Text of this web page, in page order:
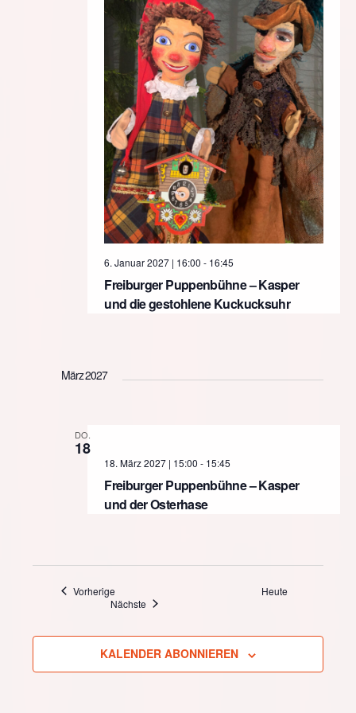
Freiburger Puppenbühne – Kasper
und die gestohlene Kuckucksuhr
6. Januar 2027 | 16:00 - 16:45
März 2027
DO.
18
Freiburger Puppenbühne – Kasper
und der Osterhase
18. März 2027 | 15:00 - 15:45
Vorherige
Heute
Nächste Veranstaltungen
KALENDER ABONNIEREN